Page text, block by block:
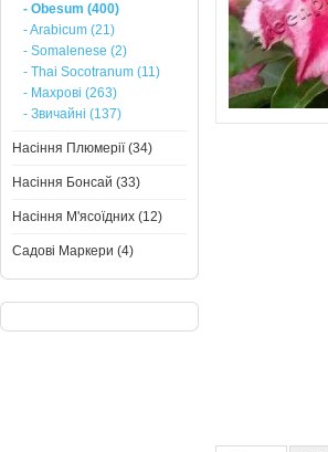
- Obesum (400)
- Arabicum (21)
- Somalenese (2)
- Thai Socotranum (11)
- Махрові (263)
- Звичайні (137)
Насіння Плюмерії (34)
Насіння Бонсай (33)
Насіння М'ясоїдних (12)
Садові Маркери (4)